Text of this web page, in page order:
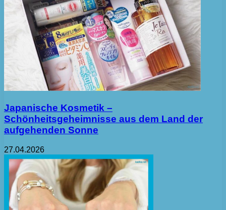
Japanische Kosmetik –
Schönheitsgeheimnisse aus dem Land der
aufgehenden Sonne
27.04.2026